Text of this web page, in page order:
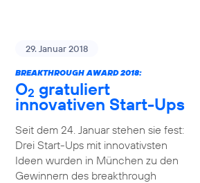
29. Januar 2018
BREAKTHROUGH AWARD 2018:
O2 gratuliert
innovativen Start-Ups
Seit dem 24. Januar stehen sie fest:
Drei Start-Ups mit innovativsten
Ideen wurden in München zu den
Gewinnern des breakthrough